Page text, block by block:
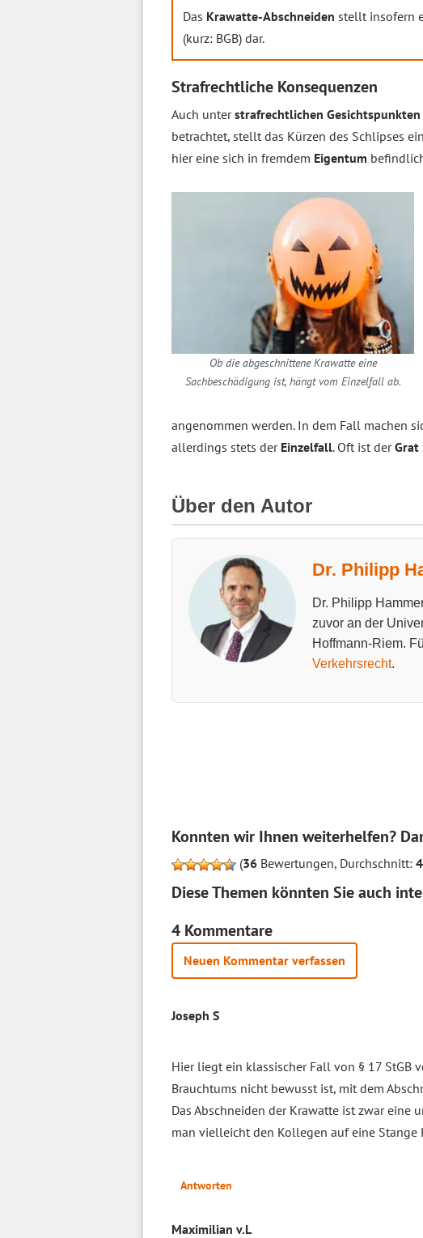
Das Krawatte-Abschneiden stellt insofern
(kurz: BGB) dar.
Strafrechtliche Konsequenzen
Auch unterstrafrechtlichen Gesichtspunkten
betrachtet, stellt das Kürzen des Schlipses
hier eine sich in fremdem Eigentum
Ob die abgeschnittene Krawatte eine
Sachbeschädigung ist, hängt vom Einzelfall ab.
angenommen werden. In dem Fall machen
allerdings stets der Einzelfall. Oft ist derGrat
Über den Autor
Dr. Philipp
Dr. Philipp
zuvor an der
Hoffmann-Riem.
Verkehrsrecht.
Konnten wir Ihnen weiterhelfen?
(36 Bewertungen, Durchschnitt:
Diese Themen könnten Sie auch
4 Kommentare
Neuen Kommentar verfassen
Joseph S
Hier liegt ein klassischer Fall von § 17 StGB
Brauchtums nicht bewusst ist, mit dem
Das Abschneiden der Krawatte ist zwar eine
man vielleicht den Kollegen auf eine
Antworten
Maximilian v.L